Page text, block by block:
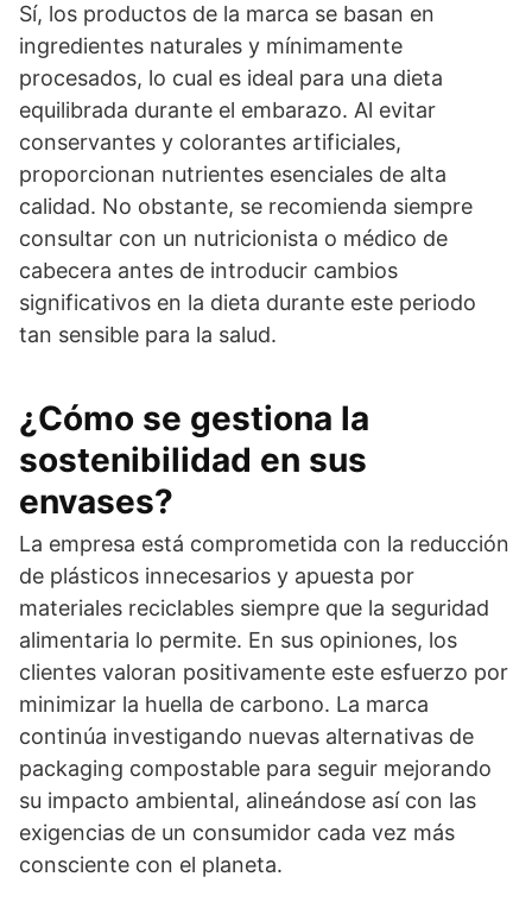
Sí, los productos de la marca se basan en
ingredientes naturales y mínimamente
procesados, lo cual es ideal para una dieta
equilibrada durante el embarazo. Al evitar
conservantes y colorantes artificiales,
proporcionan nutrientes esenciales de alta
calidad. No obstante, se recomienda siempre
consultar con un nutricionista o médico de
cabecera antes de introducir cambios
significativos en la dieta durante este periodo
tan sensible para la salud.
¿Cómo se gestiona la
sostenibilidad en sus
envases?
La empresa está comprometida con la reducción
de plásticos innecesarios y apuesta por
materiales reciclables siempre que la seguridad
alimentaria lo permite. En sus opiniones, los
clientes valoran positivamente este esfuerzo por
minimizar la huella de carbono. La marca
continúa investigando nuevas alternativas de
packaging compostable para seguir mejorando
su impacto ambiental, alineándose así con las
exigencias de un consumidor cada vez más
consciente con el planeta.